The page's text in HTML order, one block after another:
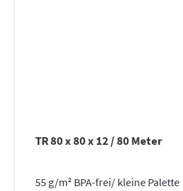
TR 80 x 80 x 12 / 80 Meter
55 g/m² BPA-frei/ kleine Palette